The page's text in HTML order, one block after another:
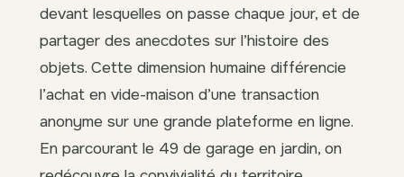
devant lesquelles on passe chaque jour, et de
partager des anecdotes sur l’histoire des
objets. Cette dimension humaine différencie
l’achat en vide-maison d’une transaction
anonyme sur une grande plateforme en ligne.
En parcourant le 49 de garage en jardin, on